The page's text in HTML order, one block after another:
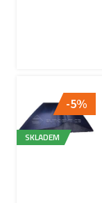
-5%
SKLADEM